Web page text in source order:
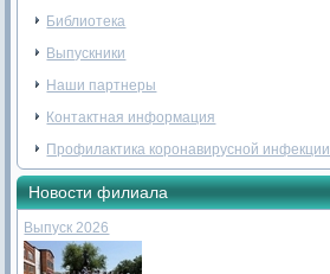
Библиотека
Выпускники
Наши партнеры
Контактная информация
Профилактика коронавирусной инфекции
Новости филиала
Выпуск 2026